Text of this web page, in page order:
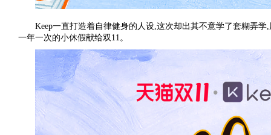
Keep一直打造着自律健身的人设,这次却出其不意学了套糊弄
一年一次的小休假献给双11。